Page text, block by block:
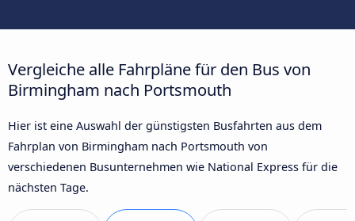
Vergleiche alle Fahrpläne für den Bus von
Birmingham nach Portsmouth
Hier ist eine Auswahl der günstigsten Busfahrten aus dem
Fahrplan von Birmingham nach Portsmouth von
verschiedenen Busunternehmen wie National Express für die
nächsten Tage.